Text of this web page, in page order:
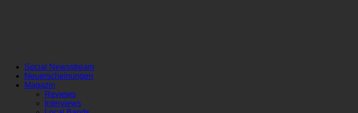
Social Newsstream
Neuerscheinungen
Magazin
Reviews
Interviews